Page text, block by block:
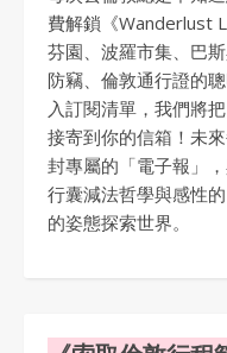
費解鎖《Wanderlust
芬園、波羅市集、巴
防竊、倫敦通行證的
入訂閱清單，我們將
接寄到你的信箱！未
封專屬的「電子報」
行囊減法哲學與感性
的姿態探索世界。